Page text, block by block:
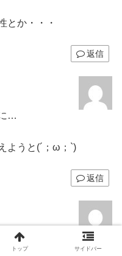
とか・・・
返信
…
ようと(´；ω；`)
返信
禁止キャラと
トップ サイドバー